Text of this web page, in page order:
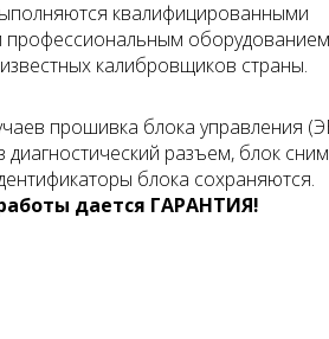
квалифицированными
профессиональным
калибровщиков страны.
прошивка блока управления
диагностический разъем, блок
блока сохраняются.
дается ГАРАНТИЯ!